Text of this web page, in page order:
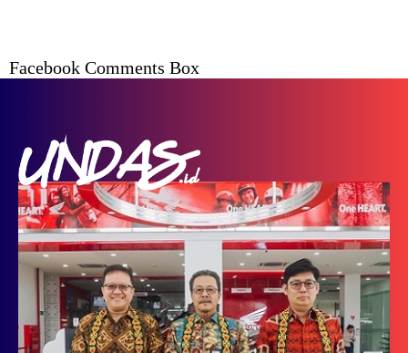
Facebook Comments Box